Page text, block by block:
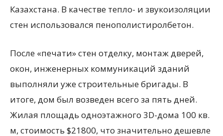
Казахстана. В качестве тепло- и звукоизоляции
стен использовался пенополистиролбетон.
После «печати» стен отделку, монтаж дверей,
окон, инженерных коммуникаций зданий
выполняли уже строительные бригады. В
итоге, дом был возведен всего за пять дней.
Жилая площадь одноэтажного 3D-дома 100 кв.
м, стоимость $21800, что значительно дешевле